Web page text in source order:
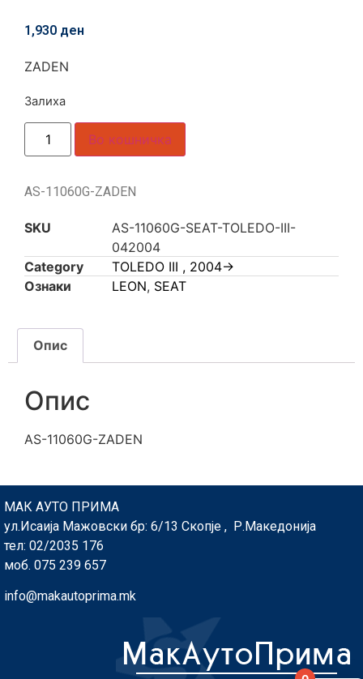
1,930 ден
ZADEN
Залиха
Во кошничка
AS-11060G-ZADEN
SKU
AS-11060G-SEAT-TOLEDO-III-
042004
Category
TOLEDO III , 2004->
Ознаки
LEON, SEAT
Опис
Опис
AS-11060G-ZADEN
МАК АУТО ПРИМА
ул.Исаија Мажовски бр: 6/13 Скопје , Р.Македонија
тел: 02/2035 176
моб. 075 239 657
info@makautoprima.mk